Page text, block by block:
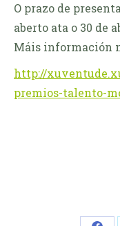
O prazo de
aberto ata o 30 de
Máis información
http://
premios-talento-